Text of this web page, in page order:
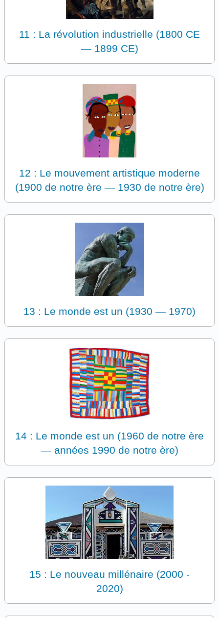
11 : La révolution industrielle (1800 CE
— 1899 CE)
12 : Le mouvement artistique moderne
(1900 de notre ère — 1930 de notre ère)
13 : Le monde est un (1930 — 1970)
14 : Le monde est un (1960 de notre ère
— années 1990 de notre ère)
15 : Le nouveau millénaire (2000 -
2020)